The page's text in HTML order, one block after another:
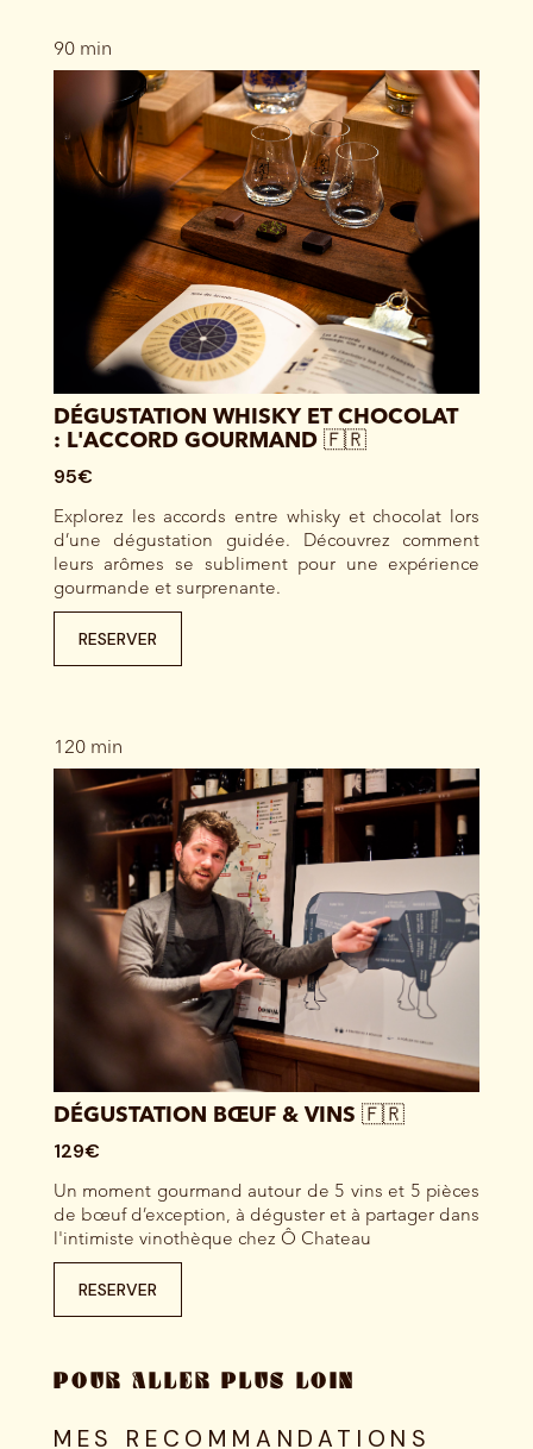
90 min
DÉGUSTATION WHISKY ET CHOCOLAT
: L'ACCORD GOURMAND 🇫🇷
95€
Explorez les accords entre whisky et chocolat lors
d’une dégustation guidée. Découvrez comment
leurs arômes se subliment pour une expérience
gourmande et surprenante.
RESERVER
120 min
DÉGUSTATION BŒUF & VINS 🇫🇷
129€
Un moment gourmand autour de 5 vins et 5 pièces
de bœuf d’exception, à déguster et à partager dans
l'intimiste vinothèque chez Ô Chateau
RESERVER
POUR ALLER PLUS LOIN
MES RECOMMANDATIONS